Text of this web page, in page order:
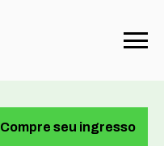
Compre seu ingresso